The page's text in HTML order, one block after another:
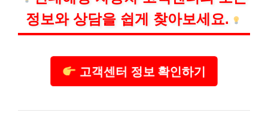
정보와 상담을 쉽게 찾아보세요.
고객센터 정보 확인하기